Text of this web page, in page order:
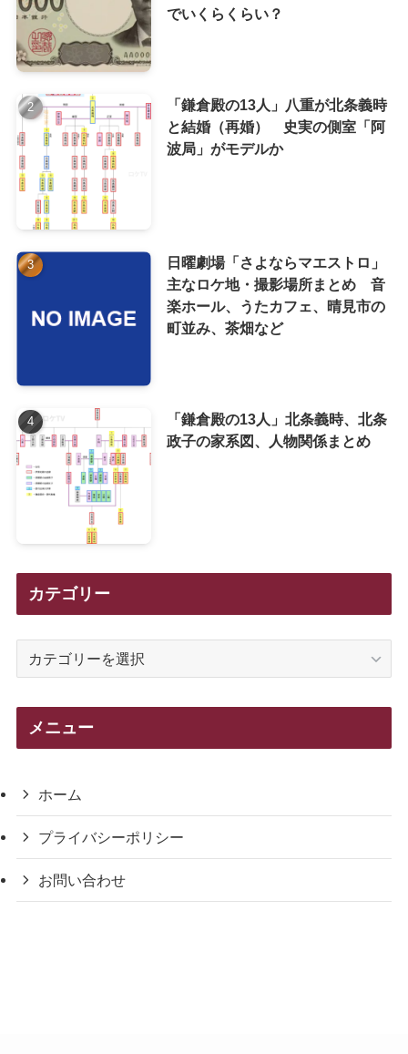
でいくらくらい？
「鎌倉殿の13人」八重が北条義時
と結婚（再婚） 史実の側室「阿
波局」がモデルか
日曜劇場「さよならマエストロ」
主なロケ地・撮影場所まとめ 音
楽ホール、うたカフェ、晴見市の
町並み、茶畑など
「鎌倉殿の13人」北条義時、北条
政子の家系図、人物関係まとめ
カテゴリー
メニュー
ホーム
プライバシーポリシー
お問い合わせ